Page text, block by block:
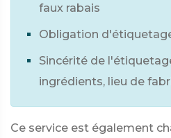
faux rabais
Obligation
Sincérité de
ingrédients, lieu de
Ce service est également